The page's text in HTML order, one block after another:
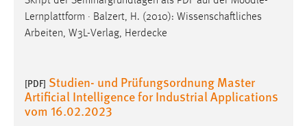
Lernplattform · Balzert, H. (2010): Wissenschaftliches
Arbeiten, W3L-Verlag, Herdecke
[PDF] Studien- und Prüfungsordnung Master
Artificial Intelligence for Industrial Applications
vom 16.02.2023
EXTERNE MEDIEN
Um Inhalte von Videoplattformen und Social Media
YouTube